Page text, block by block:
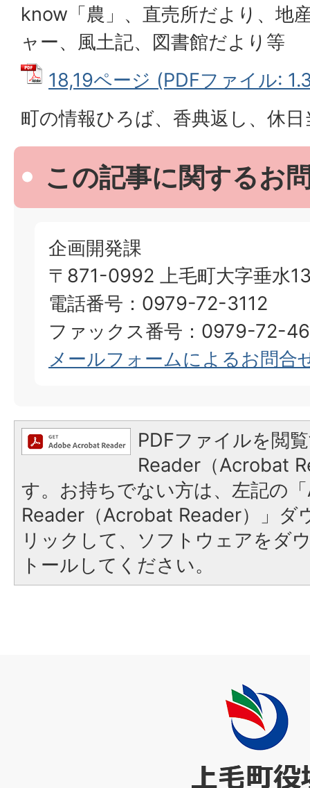
know「農」、直売所だより、地
ャー、風土記、図書館だより等
18,19ページ (PDFファイル:
町の情報ひろば、香典返し、休
この記事に関するお
企画開発課
〒871-0992 上毛町大字垂水
電話番号：0979-72-3112
ファックス番号：0979-72-
メールフォームによるお問合
PDFファイルを閲
Reader（Acrobat
す。お持ちでない方は、左記の
Reader（Acrobat Reader）」ダ
リックして、ソフトウェアをダ
トールしてください。